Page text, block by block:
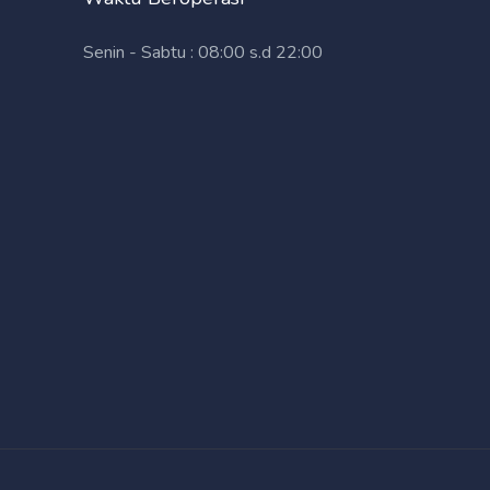
Senin - Sabtu : 08:00 s.d 22:00